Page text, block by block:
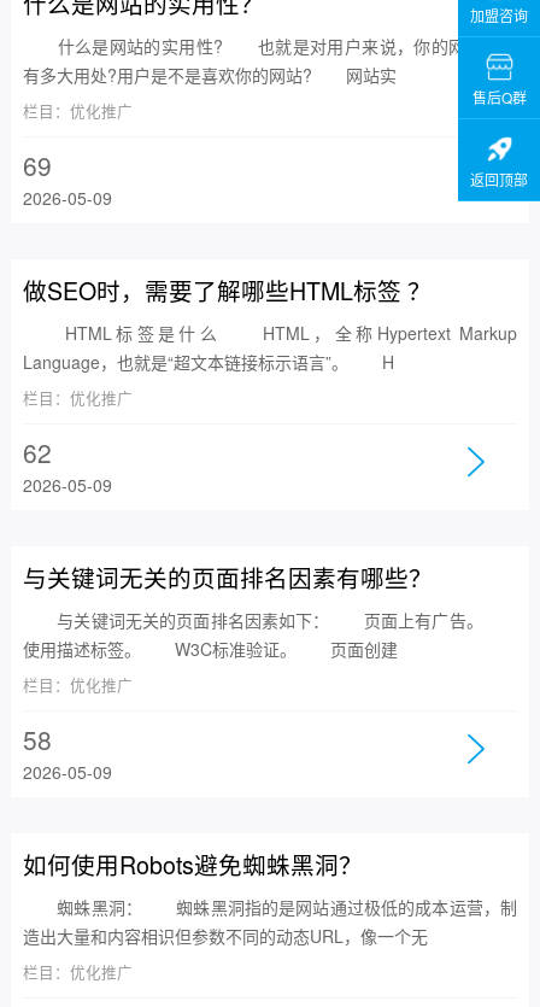
什么是网站的实用性? 也就是对用户来说，你的网站到底
有多大用处?用户是不是喜欢你的网站? 网站实
栏目：优化推广
69
2026-05-09
做SEO时，需要了解哪些HTML标签 ？
HTML标签是什么 HTML，全称Hypertext Markup
Language，也就是“超文本链接标示语言”。 H
栏目：优化推广
62
2026-05-09
与关键词无关的页面排名因素有哪些？
与关键词无关的页面排名因素如下： 页面上有广告。
使用描述标签。 W3C标准验证。 页面创建
栏目：优化推广
58
2026-05-09
如何使用Robots避免蜘蛛黑洞？
蜘蛛黑洞： 蜘蛛黑洞指的是网站通过极低的成本运营，制
造出大量和内容相识但参数不同的动态URL，像一个无
栏目：优化推广
加盟咨询
售后Q群
返回顶部